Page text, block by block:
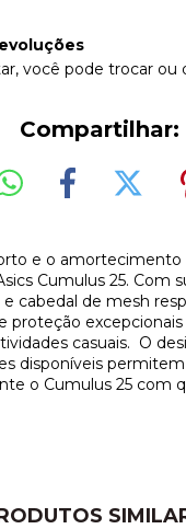
você pode trocar ou
Compartilhar:
e o amortecimento
Cumulus 25. Com
cabedal de mesh
proteção excepcionais
casuais. O
disponíveis
o Cumulus 25 com